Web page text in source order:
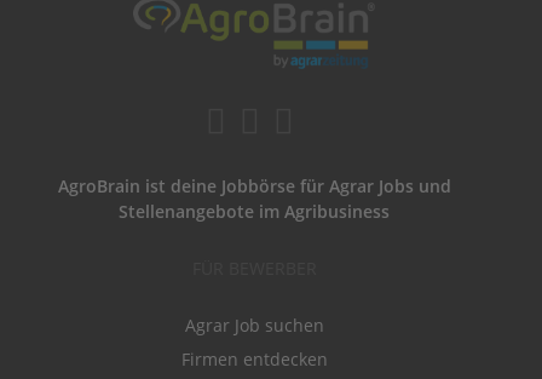
AgroBrain ist deine Jobbörse für Agrar Jobs und
Stellenangebote im Agribusiness
Agrar Job suchen
Firmen entdecken